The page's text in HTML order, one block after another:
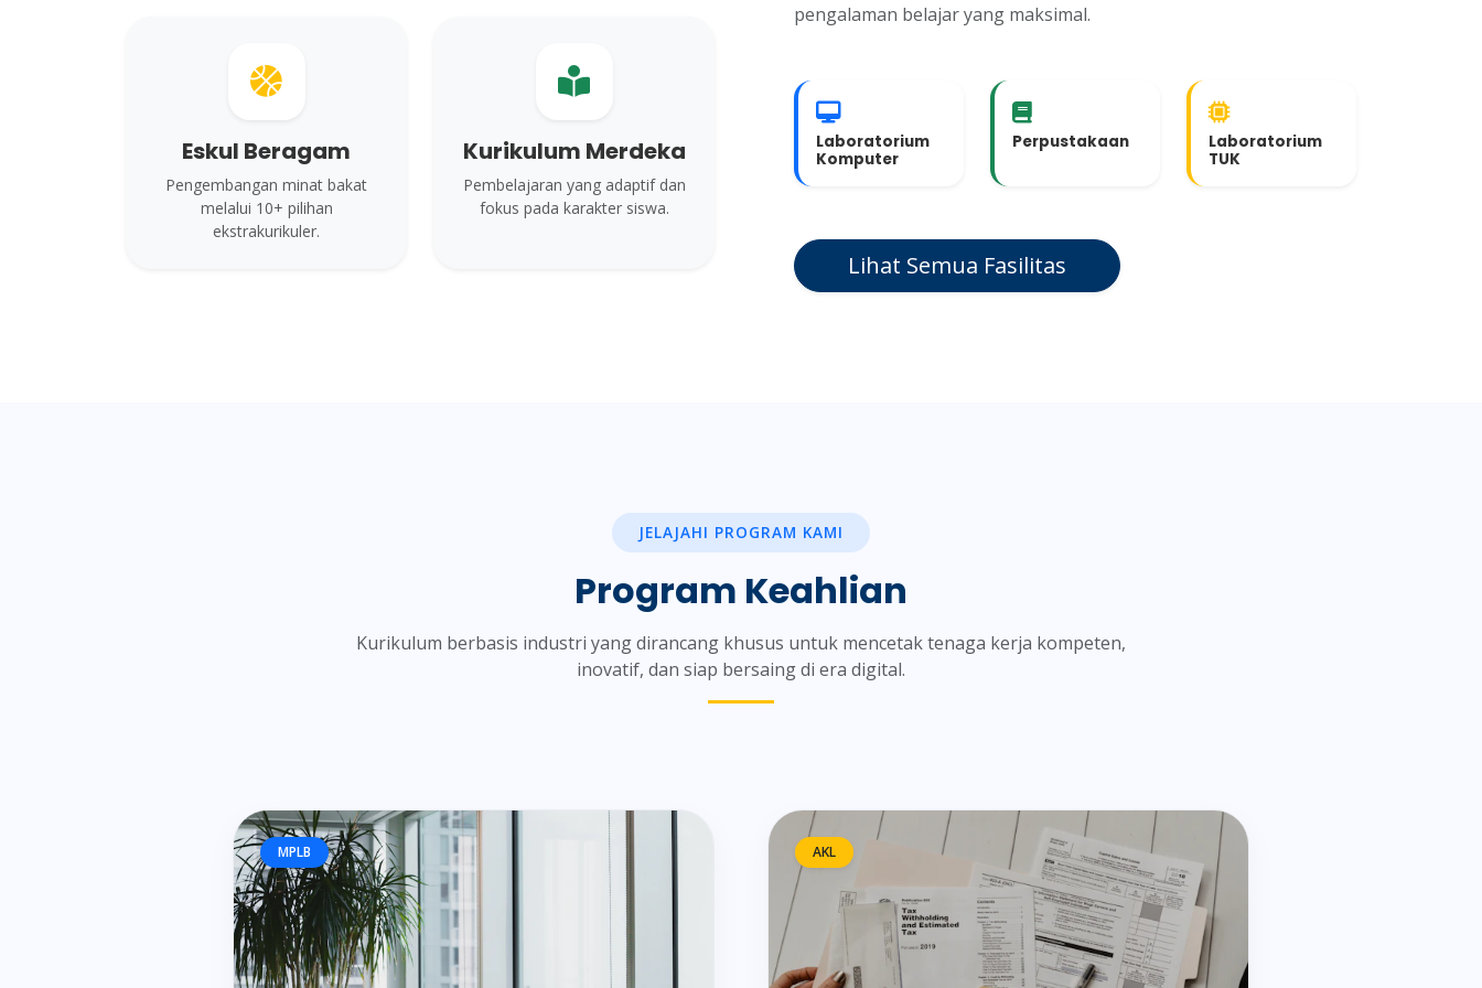
Eskul Beragam
Pengembangan minat bakat
melalui 10+ pilihan
ekstrakurikuler.
Kurikulum Merdeka
Pembelajaran yang adaptif dan
fokus pada karakter siswa.
pengalaman belajar yang maksimal.
Laboratorium
Komputer
Perpustakaan
Laboratorium
TUK
Lihat Semua Fasilitas
JELAJAHI PROGRAM KAMI
Program Keahlian
Kurikulum berbasis industri yang dirancang khusus untuk mencetak tenaga kerja kompeten,
inovatif, dan siap bersaing di era digital.
MPLB
Manajemen Perkantoran
(MPLB)
AKL
Akuntansi (AKL)
Akuntansi Keuangan